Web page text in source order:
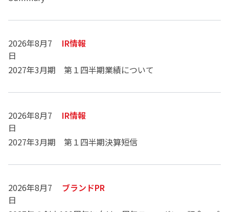
2026年8月7
日
IR情報
2027年3月期 第１四半期業績について
2026年8月7
日
IR情報
2027年3月期 第１四半期決算短信
2026年8月7
日
ブランドPR